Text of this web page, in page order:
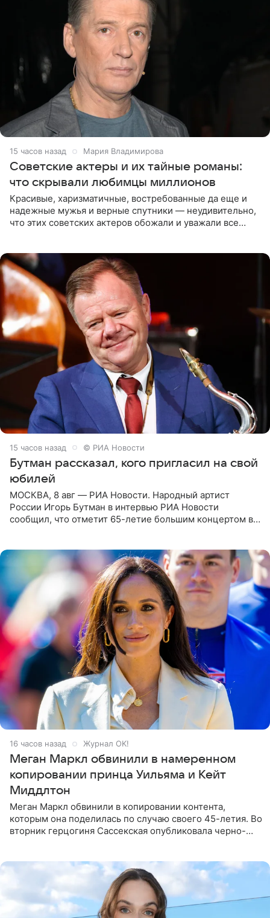
15 часов назад Мария Владимирова
Советские актеры и их тайные романы:
что скрывали любимцы миллионов
Красивые, харизматичные, востребованные да еще и
надежные мужья и верные спутники — неудивительно,
что этих советских актеров обожали и уважали все
15 часов назад © РИА Новости
Бутман рассказал, кого пригласил на свой
юбилей
МОСКВА, 8 авг — РИА Новости. Народный артист
России Игорь Бутман в интервью РИА Новости
сообщил, что отметит 65-летие большим концертом в
16 часов назад Журнал OK!
Меган Маркл обвинили в намеренном
копировании принца Уильяма и Кейт
Миддлтон
Меган Маркл обвинили в копировании контента,
которым она поделилась по случаю своего 45-летия. Во
вторник герцогиня Сассекская опубликовала черно-